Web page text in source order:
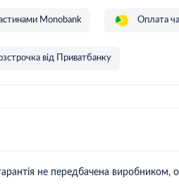
Monobank Оплата
від Приватбанку
не передбачена виробником,